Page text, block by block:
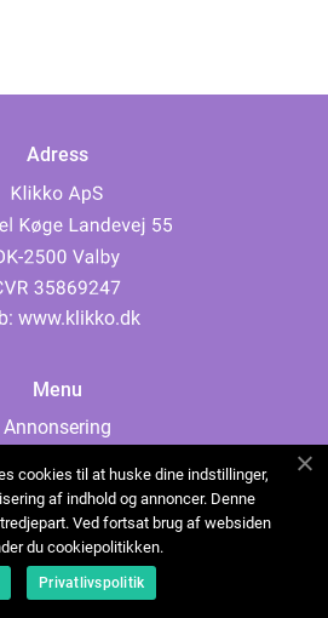
Adress
www.klikko.dk
Menu
Annonsering
Cookies
Kontakta oss
Sitemap
cookies til at huske dine indstillinger,
af indhold og annoncer. Denne
Ved fortsat brug af websiden
du cookiepolitikken.
Privatlivspolitik